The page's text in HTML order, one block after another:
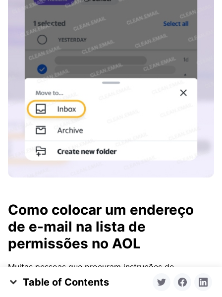
Table of Contents
Como colocar um endereço
de e-mail na lista de
permissões no AOL
Muitas pessoas que procuram instruções de
whitelisting no AOL se confundem ao descobrir que